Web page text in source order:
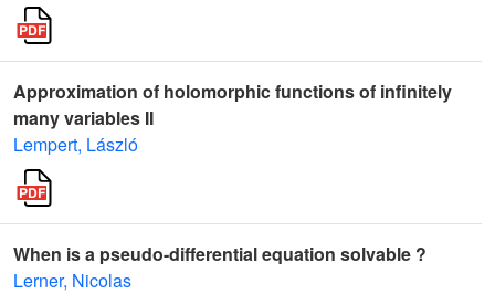
Approximation of holomorphic functions of infinitely
many variables II
Lempert, László
When is a pseudo-differential equation solvable ?
Lerner, Nicolas